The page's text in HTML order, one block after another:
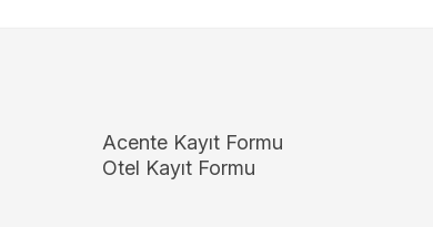
Acente Kayıt Formu
Otel Kayıt Formu